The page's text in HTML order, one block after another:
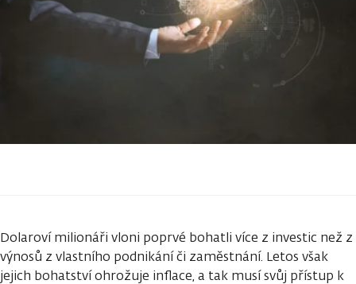
Dolaroví milionáři vloni poprvé bohatli více z investic než z
výnosů z vlastního podnikání či zaměstnání. Letos však
jejich bohatství ohrožuje inflace, a tak musí svůj přístup k